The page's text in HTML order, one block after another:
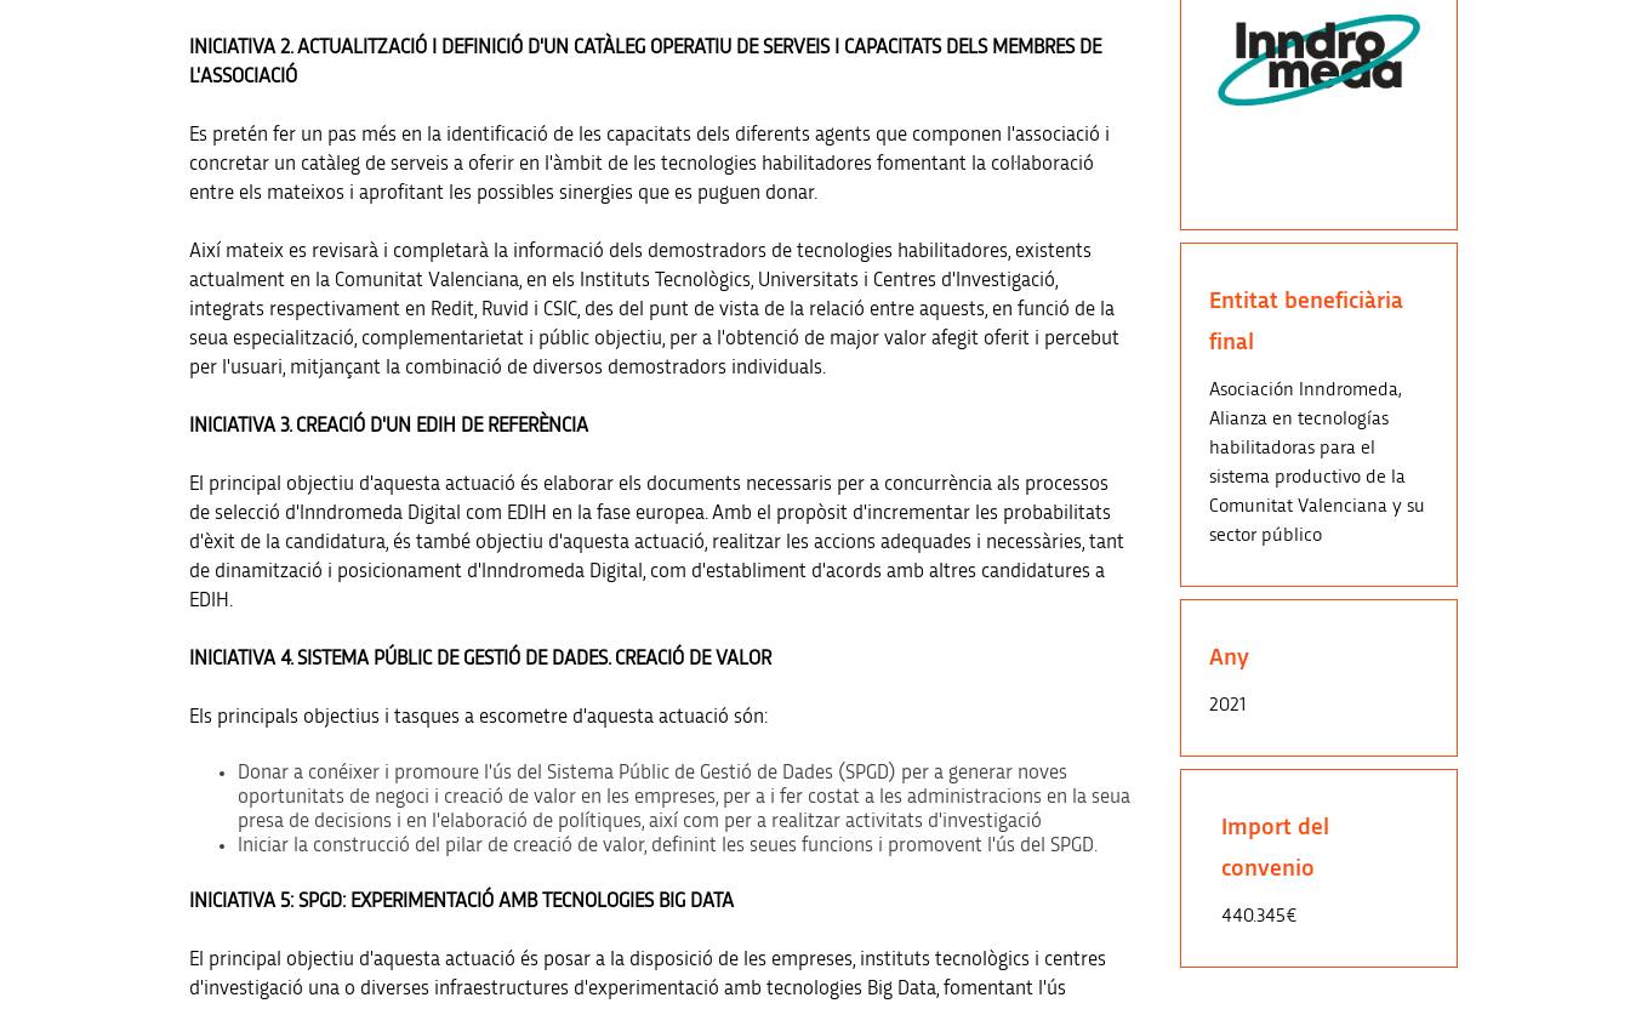
INICIATIVA 2. ACTUALITZACIÓ I DEFINICIÓ D'UN CATÀLEG OPERATIU DE SERVEIS I CAPACITATS DELS MEMBRES DE
L'ASSOCIACIÓ
Es pretén fer un pas més en la identificació de les capacitats dels diferents agents que componen l'associació i
concretar un catàleg de serveis a oferir en l'àmbit de les tecnologies habilitadores fomentant la col·laboració
entre els mateixos i aprofitant les possibles sinergies que es puguen donar.
Així mateix es revisarà i completarà la informació dels demostradors de tecnologies habilitadores, existents
actualment en la Comunitat Valenciana, en els Instituts Tecnològics, Universitats i Centres d'Investigació,
integrats respectivament en Redit, Ruvid i CSIC, des del punt de vista de la relació entre aquests, en funció de la
seua especialització, complementarietat i públic objectiu, per a l'obtenció de major valor afegit oferit i percebut
per l'usuari, mitjançant la combinació de diversos demostradors individuals.
INICIATIVA 3. CREACIÓ D'UN EDIH DE REFERÈNCIA
El principal objectiu d'aquesta actuació és elaborar els documents necessaris per a concurrència als processos
de selecció d'Inndromeda Digital com EDIH en la fase europea. Amb el propòsit d'incrementar les probabilitats
d'èxit de la candidatura, és també objectiu d'aquesta actuació, realitzar les accions adequades i necessàries, tant
de dinamització i posicionament d'Inndromeda Digital, com d'establiment d'acords amb altres candidatures a
EDIH.
INICIATIVA 4. SISTEMA PÚBLIC DE GESTIÓ DE DADES. CREACIÓ DE VALOR
Els principals objectius i tasques a escometre d'aquesta actuació són:
Donar a conéixer i promoure l'ús del Sistema Públic de Gestió de Dades (SPGD) per a generar noves
oportunitats de negoci i creació de valor en les empreses, per a i fer costat a les administracions en la seua
presa de decisions i en l'elaboració de polítiques, així com per a realitzar activitats d'investigació
Iniciar la construcció del pilar de creació de valor, definint les seues funcions i promovent l'ús del SPGD.
INICIATIVA 5: SPGD: EXPERIMENTACIÓ AMB TECNOLOGIES BIG DATA
El principal objectiu d'aquesta actuació és posar a la disposició de les empreses, instituts tecnològics i centres
d'investigació una o diverses infraestructures d'experimentació amb tecnologies Big Data, fomentant l'ús
Entitat beneficiària
final
Asociación Inndromeda,
Alianza en tecnologías
habilitadoras para el
sistema productivo de la
Comunitat Valenciana y su
sector público
Any
2021
Import del
convenio
440.345€